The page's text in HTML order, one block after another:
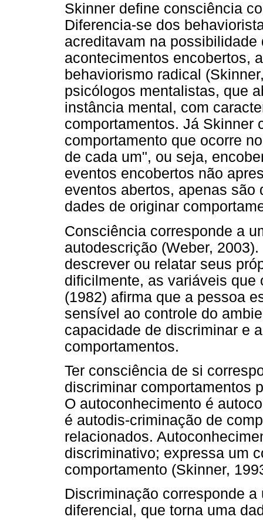
Skinner define consciência
Diferencia-se dos
acreditavam na
acontecimentos encobertos,
behaviorismo radical
psicólogos mentalistas, que
instância mental, com
comportamentos. Já Skinner
comportamento que ocorre
de cada um", ou seja,
eventos encobertos não
eventos abertos, apenas
dades de originar
Consciência corresponde a
autodescrição (Weber,
descrever ou relatar seus
dificilmente, as variáveis que
(1982) afirma que a pessoa
sensível ao controle do
capacidade de discriminar e
comportamentos.
Ter consciência de si
discriminar comportamentos
O autoconhecimento é
é autodis-criminação de
relacionados.
discriminativo; expressa um
comportamento (Skinner,
Discriminação corresponde
diferencial, que torna uma